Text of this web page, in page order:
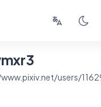
users/